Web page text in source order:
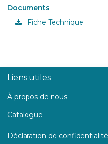
Documents
Fiche Technique
Liens utiles
À propos de nous
Catalogue
Déclaration de confidentialité